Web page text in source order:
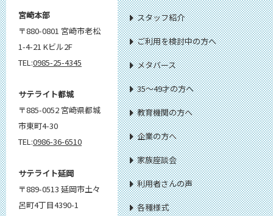
宮崎本部
〒880-0801 宮崎市老松
1-4-21 Kビル2F
TEL:0985-25-4345
サテライト都城
〒885-0052 宮崎県都城
市東町4-30
TEL:0986-36-6510
サテライト延岡
〒889-0513 延岡市土々
呂町4丁目4390-1
スタッフ紹介
ご利用を検討中の方へ
メタバース
35～49才の方へ
教育機関の方へ
企業の方へ
家族座談会
利用者さんの声
各種様式